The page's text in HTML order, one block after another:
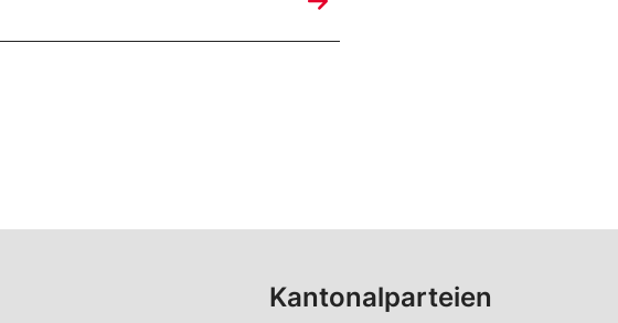
Kantonalparteien